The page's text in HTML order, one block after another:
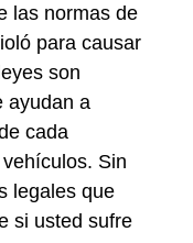
las normas de
para causar
son
ayudan a
cada
Sin
legales que
si usted sufre